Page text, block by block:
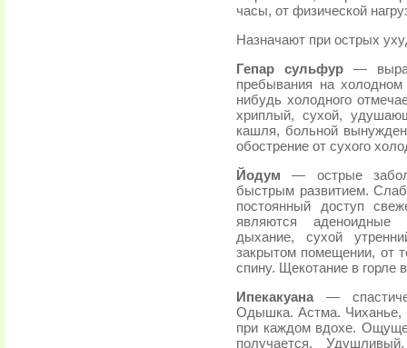
часы, от физической
Назначают при острых
Гепар сульфур—
пребывания на
нибудь холодного
хриплый, сухой,
кашля, больной вынужден
обострение от сухого
Йодум — острые
быстрым развитием.
постоянный доступ
являются аденоидные
дыхание, сухой
закрытом помещении, от
спину. Щекотание в горле
Ипекакуана —
Одышка. Астма. Чиханье,
при каждом вдохе.
получается.